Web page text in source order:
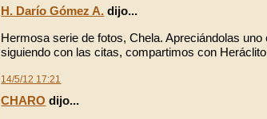
H. Darío Gómez A. dijo...
Hermosa serie de fotos, Chela. Apreciándolas
siguiendo con las citas, compartimos con
14/5/12 17:21
CHARO dijo...